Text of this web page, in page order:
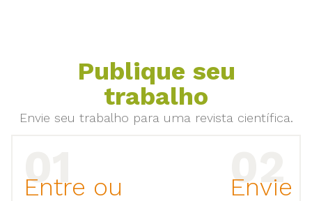
Publique seu
trabalho
Envie seu trabalho para uma revista científica.
Entre ou
Envie